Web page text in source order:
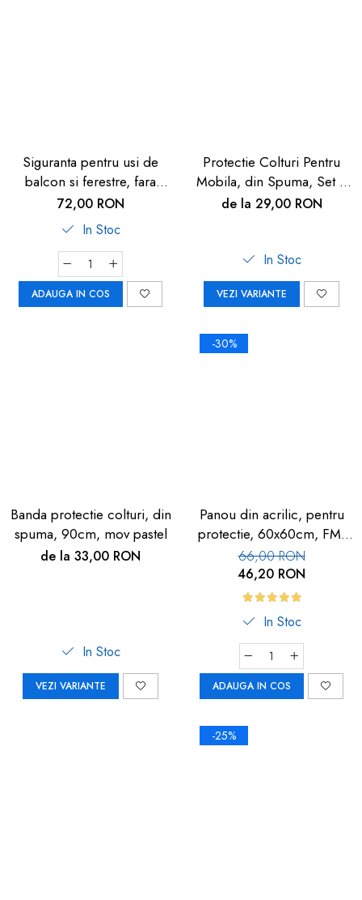
Siguranta pentru usi de
balcon si ferestre, fara
gaurire sau lipire, gri
antracit, Reer WinLock
70021
72,00 RON
In Stoc
ADAUGA IN COS
Protectie Colturi Pentru
Mobila, din Spuma, Set 4
buc
de la 29,00 RON
In Stoc
VEZI VARIANTE
Banda protectie colturi, din
spuma, 90cm, mov pastel
de la 33,00 RON
In Stoc
VEZI VARIANTE
-30%
Panou din acrilic, pentru
protectie, 60x60cm, FM-
113
66,00 RON
46,20 RON
In Stoc
ADAUGA IN COS
-25%